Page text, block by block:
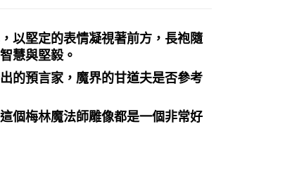
含以上)免運費
以堅定的表情凝視著前方，長袍隨
慧與堅毅。
的預言家，魔界的甘道夫是否參考
個梅林魔法師雕像都是一個非常好